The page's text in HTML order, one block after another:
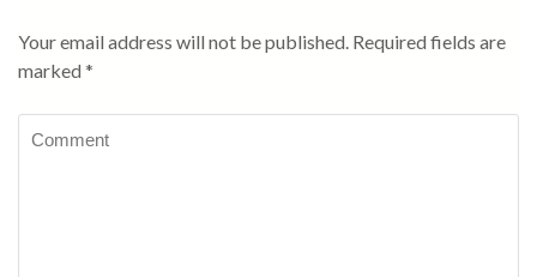
Your email address will not be published. Required fields are
marked *